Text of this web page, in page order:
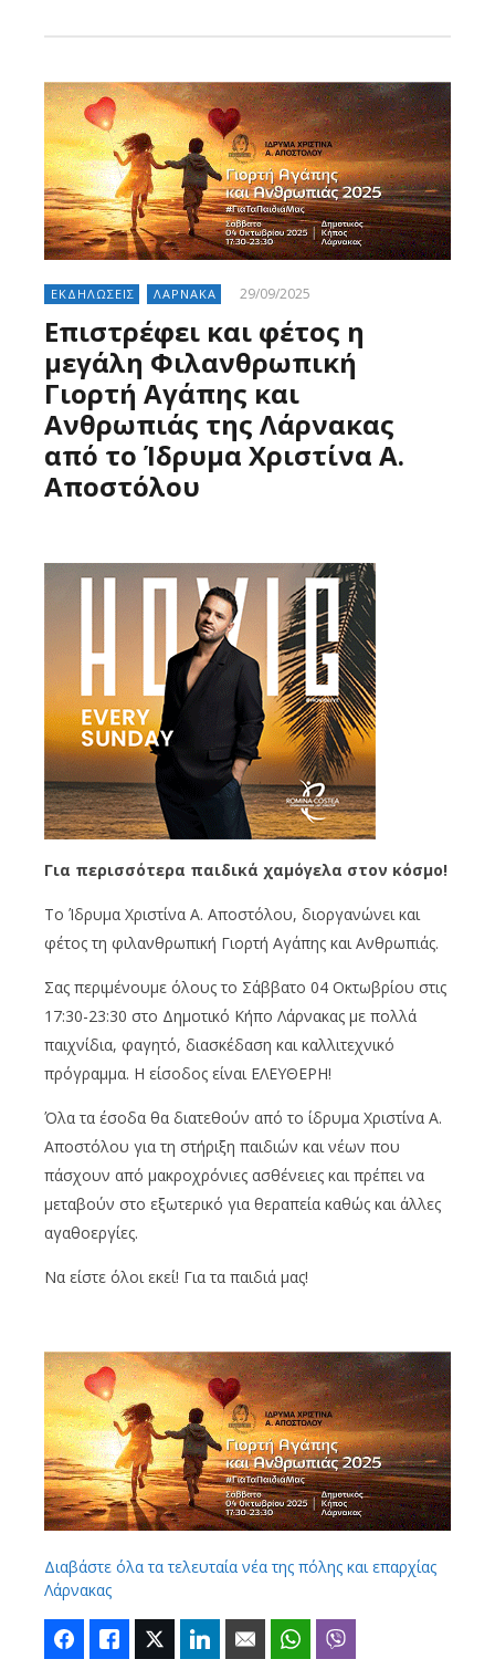
ΕΚΔΗΛΩΣΕΙΣ ΛΑΡΝΑΚΑ 29/09/2025
Επιστρέφει και φέτος η
μεγάλη Φιλανθρωπική
Γιορτή Αγάπης και
Ανθρωπιάς της Λάρνακας
από το Ίδρυμα Χριστίνα Α.
Αποστόλου
Για περισσότερα παιδικά χαμόγελα στον κόσμο!
Το Ίδρυμα Χριστίνα Α. Αποστόλου, διοργανώνεικαι
φέτος τη φιλανθρωπική Γιορτή Αγάπης και Ανθρωπιάς.
Σας περιμένουμε όλους το Σάββατο 04 Οκτωβρίου στις
17:30-23:30 στο Δημοτικό Κήπο Λάρνακας με πολλά
παιχνίδια, φαγητό, διασκέδαση και καλλιτεχνικό
πρόγραμμα. Η είσοδος είναι ΕΛΕΥΘΕΡΗ!
Όλα τα έσοδα θα διατεθούν από το ίδρυμα Χριστίνα Α.
Αποστόλου για τη στήριξη παιδιών και νέων που
πάσχουν από μακροχρόνιες ασθένειες και πρέπει να
μεταβούν στο εξωτερικό για θεραπεία καθώς και άλλες
αγαθοεργίες.
Να είστε όλοι εκεί! Για τα παιδιά μας!
Διαβάστε όλα τα τελευταία νέα της πόλης και επαρχίας
Λάρνακας
FacebookLike Twitter LinkedIn Email WhatsApp